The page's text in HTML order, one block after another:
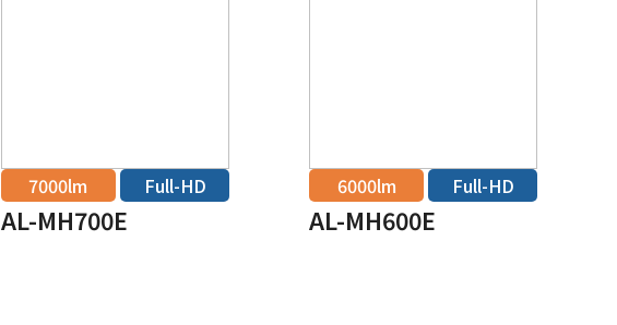
7000lm Full-HD
AL-MH700E
6000lm Full-HD
AL-MH600E